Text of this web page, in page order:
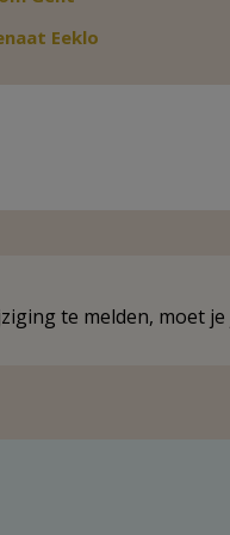
Eeklo
te melden, moet je